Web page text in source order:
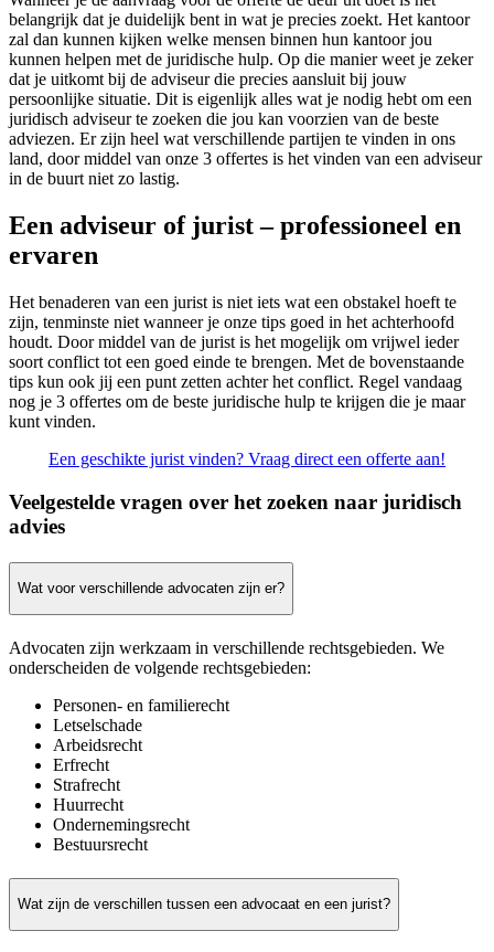
belangrijk dat je duidelijk bent in wat je precies zoekt. Het kantoor
zal dan kunnen kijken welke mensen binnen hun kantoor jou
kunnen helpen met de juridische hulp. Op die manier weet je zeker
dat je uitkomt bij de adviseur die precies aansluit bij jouw
persoonlijke situatie. Dit is eigenlijk alles wat je nodig hebt om een
juridisch adviseur te zoeken die jou kan voorzien van de beste
adviezen. Er zijn heel wat verschillende partijen te vinden in ons
land, door middel van onze 3 offertes is het vinden van een adviseur
in de buurt niet zo lastig.
Een adviseur of jurist – professioneel en
ervaren
Het benaderen van een jurist is niet iets wat een obstakel hoeft te
zijn, tenminste niet wanneer je onze tips goed in het achterhoofd
houdt. Door middel van de jurist is het mogelijk om vrijwel ieder
soort conflict tot een goed einde te brengen. Met de bovenstaande
tips kun ook jij een punt zetten achter het conflict. Regel vandaag
nog je 3 offertes om de beste juridische hulp te krijgen die je maar
kunt vinden.
Een geschikte jurist vinden? Vraag direct een offerte aan!
Veelgestelde vragen over het zoeken naar juridisch
advies
Wat voor verschillende advocaten zijn er?
Advocaten zijn werkzaam in verschillende rechtsgebieden. We
onderscheiden de volgende rechtsgebieden:
Personen- en familierecht
Letselschade
Arbeidsrecht
Erfrecht
Strafrecht
Huurrecht
Ondernemingsrecht
Bestuursrecht
Wat zijn de verschillen tussen een advocaat en een jurist?